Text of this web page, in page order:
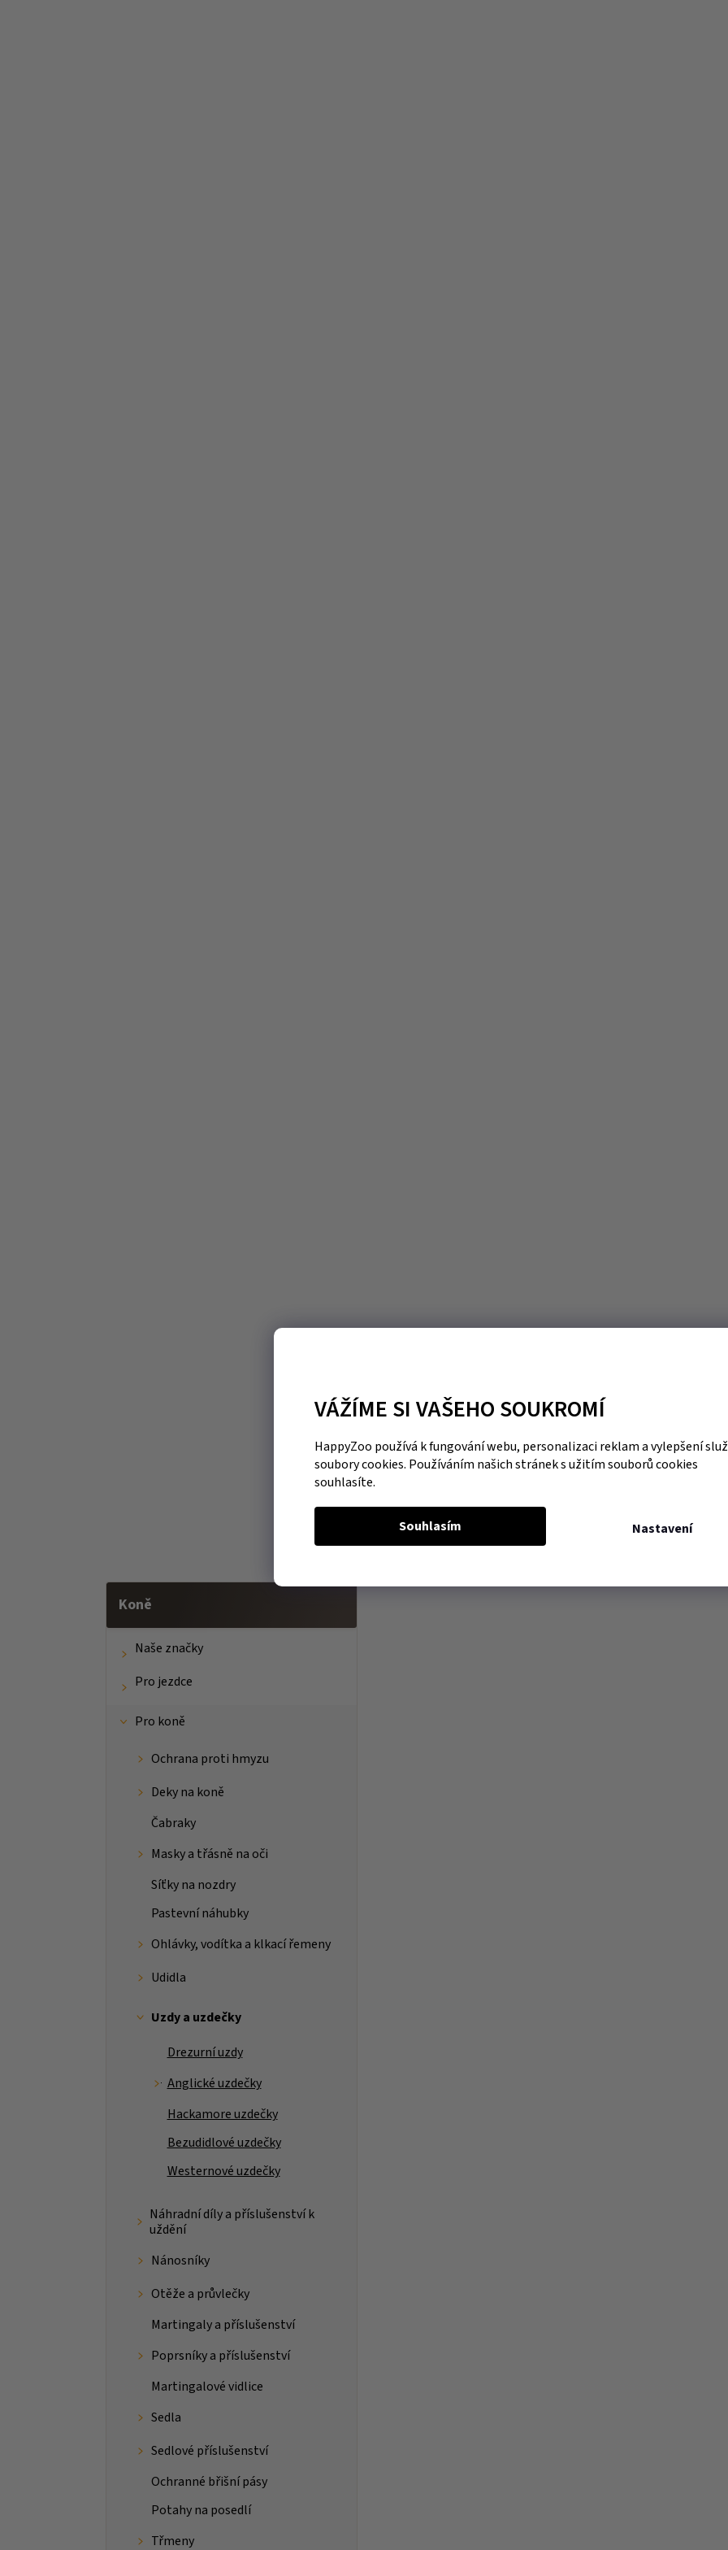
VÁŽÍME SI VAŠEHO SOUKROMÍ
HappyZoo používá k fungování webu, personalizaci reklam a vylepšení
soubory cookies. Používáním našich stránek s užitím souborů cookies
souhlasíte.
Nastavení
Souhlasím
Koně
Naše značky
Pro jezdce
Pro koně
Ochrana proti hmyzu
Deky na koně
Čabraky
Masky a třásně na oči
Síťky na nozdry
Pastevní náhubky
Ohlávky, vodítka a klkací řemeny
Udidla
Uzdy a uzdečky
Drezurní uzdy
Anglické uzdečky
Hackamore uzdečky
Bezudidlové uzdečky
Westernové uzdečky
Náhradní díly a příslušenství k
uždění
Nánosníky
Otěže a průvlečky
Martingaly a příslušenství
Poprsníky a příslušenství
Martingalové vidlice
Sedla
Sedlové příslušenství
Ochranné břišní pásy
Potahy na posedlí
Třmeny